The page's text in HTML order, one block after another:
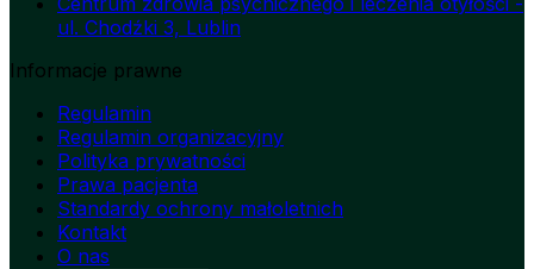
ul. Chodźki 3, Lublin
Informacje prawne
Regulamin
Regulamin organizacyjny
Polityka prywatności
Prawa pacjenta
Standardy ochrony małoletnich
Kontakt
O nas